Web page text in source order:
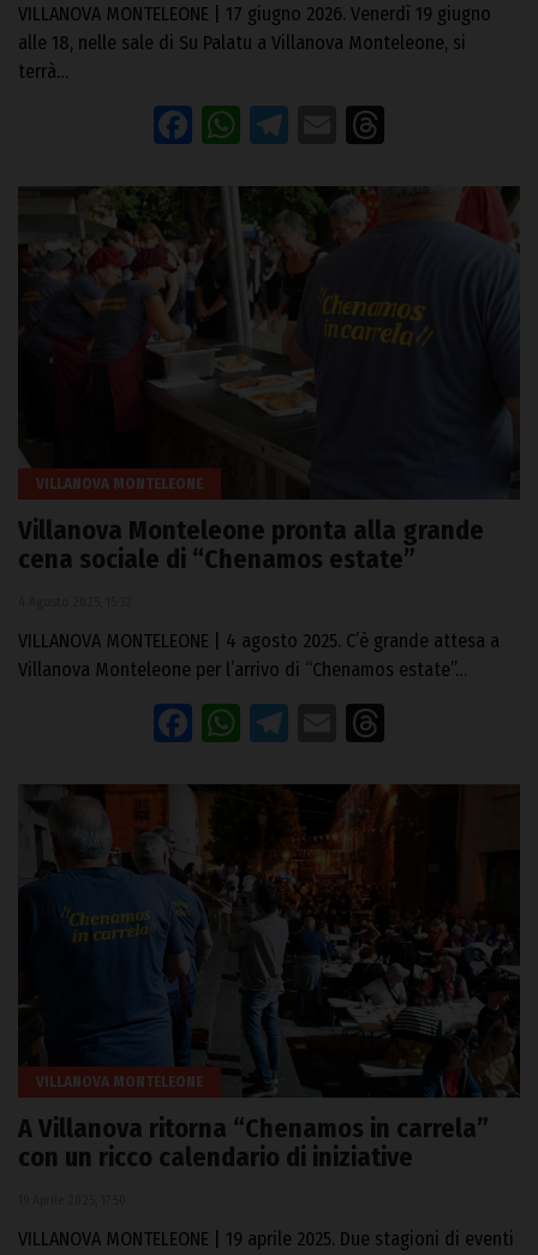
VILLANOVA MONTELEONE | 17 giugno 2026. Venerdì 19 giugno
alle 18, nelle sale di Su Palatu a Villanova Monteleone, si
terrà…
Facebook
WhatsApp
Telegram
Email
VILLANOVA MONTELEONE
Villanova Monteleone pronta alla grande
cena sociale di “Chenamos estate”
VILLANOVA MONTELEONE | 4 agosto 2025. C’è grande attesa a
Villanova Monteleone per l’arrivo di “Chenamos estate”…
Facebook
WhatsApp
Telegram
Email
VILLANOVA MONTELEONE
A Villanova ritorna “Chenamos in carrela”
con un ricco calendario di iniziative
VILLANOVA MONTELEONE | 19 aprile 2025. Due stagioni di eventi